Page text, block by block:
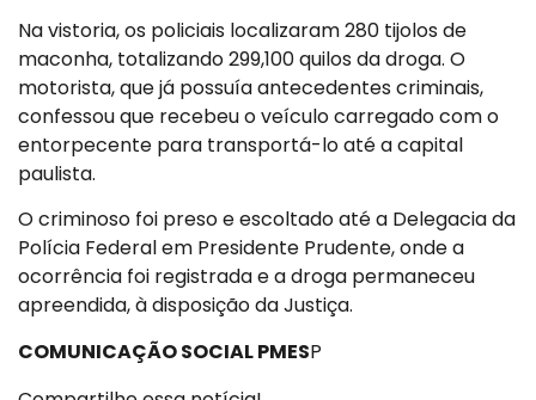
Na vistoria, os policiais localizaram 280 tijolos de
maconha, totalizando 299,100 quilos da droga. O
motorista, que já possuía antecedentes criminais,
confessou que recebeu o veículo carregado com o
entorpecente para transportá-lo até a capital
paulista.
O criminoso foi preso e escoltado até a Delegacia da
Polícia Federal em Presidente Prudente, onde a
ocorrência foi registrada e a droga permaneceu
apreendida, à disposição da Justiça.
COMUNICAÇÃO SOCIAL PMESP